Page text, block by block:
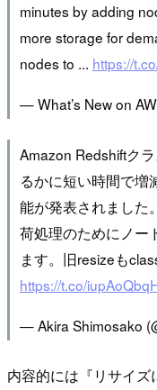
minutes by adding
more storage for
nodes to ... https://
— What’s New on
Amazon Redshiftク
るかに短い時間で増
能が発表されました
荷処理のためにノー
ます。旧resizeも
https://t.co/
— Akira Shimosako
内容的には『リサイズ